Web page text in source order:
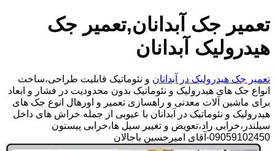
تعمیر جک آبدانان,تعمیر جک
هیدرولیک آبدانان
تعمیر جک هیدرولیک در آبدانان و نئوماتیک قابلیت طراحی،ساخت
انواع جک های هیدرولیک و نئوماتیک بدون محدودیت در فشار و ابعاد
برای ماشین آلات معدنی و راهسازی تعمیر و اورهال انوع جک های
هیدرولیک و نئوماتیک در آبدانان با عیوبی از جمله خراش های داخل
سیلندر،خرابی راد،تعویض و تغییر سیل ها،خرابی پیستون
09059102450-آقای امیرحسین باجالان